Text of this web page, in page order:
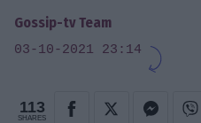
Gossip-tv Team
03-10-2021 23:14
113
SHARES